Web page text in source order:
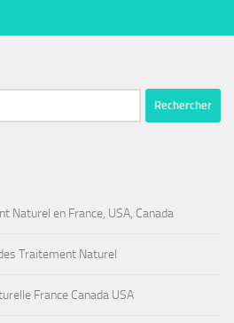
Naturel en France, USA, Canada
Traitement Naturel
France Canada USA